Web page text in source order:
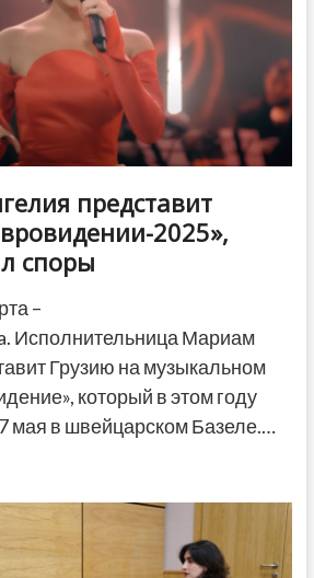
представит
2025»,
споры
–
Исполнительница Мариам
Грузию на музыкальном
который в этом году
мая в швейцарском Базеле.…